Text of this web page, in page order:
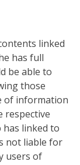
linked
has full
be able to
those
of information
respective
linked to
not liable for
users of